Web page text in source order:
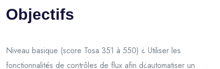
Objectifs
Niveau basique (score Tosa 351 à 550) ¿ Utiliser les
fonctionnalités de contrôles de flux afin d¿automatiser un